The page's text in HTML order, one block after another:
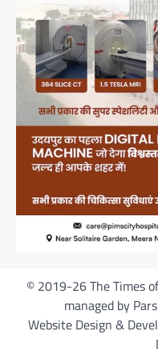
© 2019-26 The Times
managed by
Website Design &